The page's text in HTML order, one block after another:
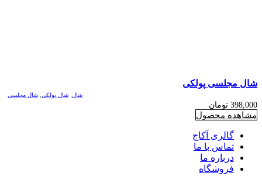
شال مجلسی پولکی
شال شال پولکی شال مجلسی
398,000 تومان
مشاهده محصول
گالری آکاج
تماس با ما
درباره ما
فروشگاه